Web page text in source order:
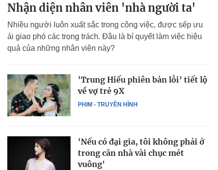
Nhận diện nhân viên 'nhà người ta'
Nhiều người luôn xuất sắc trong công việc, được sếp ưu
ái giao phó các trọng trách. Đâu là bí quyết làm việc hiệu
quả của những nhân viên này?
PHIM - TRUYỀN HÌNH
'Trung Hiếu phiên bản lỗi’ tiết lộ
về vợ trẻ 9X
'Nếu có đại gia, tôi không phải ở
trong căn nhà vài chục mét
vuông'